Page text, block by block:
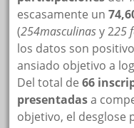
escasamente un
(254masculinasy 225
los datos son
ansiado objetivo a
Del total de66
presentadasa
objetivo, el desglose